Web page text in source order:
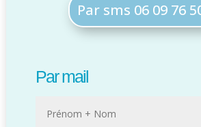
Par sms 06 09 76
Par mail